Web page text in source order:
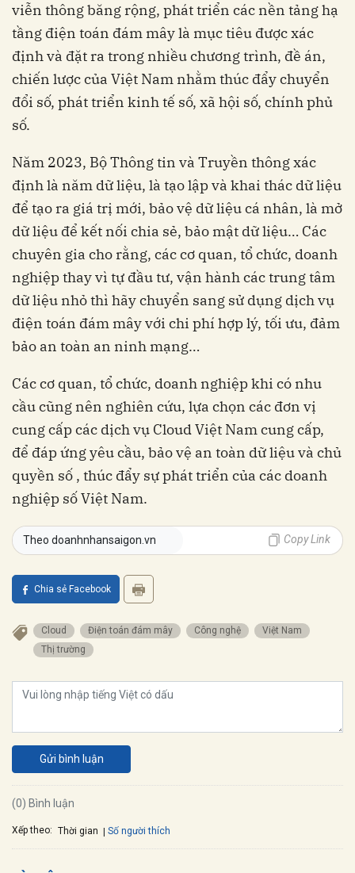
viễn thông băng rộng, phát triển các nền tảng hạ
tầng điện toán đám mây là mục tiêu được xác
định và đặt ra trong nhiều chương trình, đề án,
chiến lược của Việt Nam nhằm thúc đẩy chuyển
đổi số, phát triển kinh tế số, xã hội số, chính phủ
số.
Năm 2023, Bộ Thông tin và Truyền thông xác
định là năm dữ liệu, là tạo lập và khai thác dữ liệu
để tạo ra giá trị mới, bảo vệ dữ liệu cá nhân, là mở
dữ liệu để kết nối chia sẻ, bảo mật dữ liệu… Các
chuyên gia cho rằng, các cơ quan, tổ chức, doanh
nghiệp thay vì tự đầu tư, vận hành các trung tâm
dữ liệu nhỏ thì hãy chuyển sang sử dụng dịch vụ
điện toán đám mây với chi phí hợp lý, tối ưu, đảm
bảo an toàn an ninh mạng…
Các cơ quan, tổ chức, doanh nghiệp khi có nhu
cầu cũng nên nghiên cứu, lựa chọn các đơn vị
cung cấp các dịch vụ Cloud Việt Nam cung cấp,
để đáp ứng yêu cầu, bảo vệ an toàn dữ liệu và chủ
quyền số , thúc đẩy sự phát triển của các doanh
nghiệp số Việt Nam.
Theo doanhnhansaigon.vn Copy Link
Chia sẻ Facebook
Cloud Điện toán đám mây Công nghệ
Việt Nam
Thị trường
Gửi bình luận
(0) Bình luận
Xếp theo: Thời gian Số người thích